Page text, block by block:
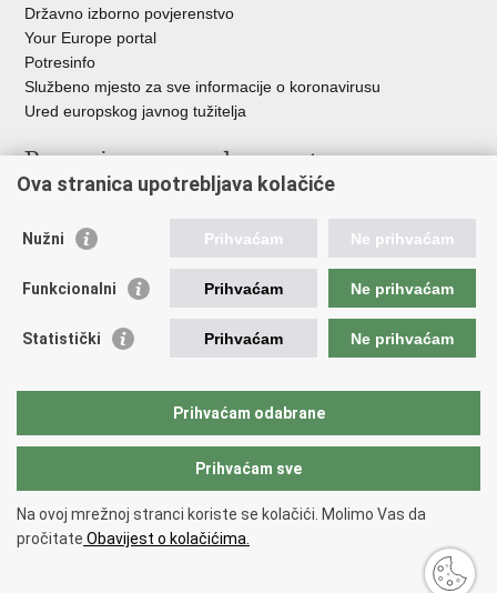
Državno izborno povjerenstvo
Your Europe portal
Potresinfo
Službeno mjesto za sve informacije o koronavirusu
Ured europskog javnog tužitelja
Poveznice pravosudnog sustava
Državno odvjetništvo
Ured za suzbijanje korupcije i organiziranog kriminaliteta
Državno sudbeno vijeće
Državnoodvjetničko vijeće
Hrvatska odvjetnička komora
Europski pravosudni portal
Copyright © 2026 Ministarstvo pravosuđa, uprave i digitalne
transformacije Republike Hrvatske.
pristupačnosti.
Ova stranica upotrebljava kolačiće
Nužni Prihvaćam Ne prihvaćam
Funkcionalni Prihvaćam Ne prihvaćam
Statistički Prihvaćam Ne prihvaćam
Prihvaćam odabrane
Prihvaćam sve
Na ovoj mrežnoj stranci koriste se kolačići. Molimo Vas da
pročitate Obavijest o kolačićima.